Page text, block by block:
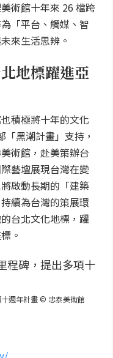
術館十年來 26 檔跨
「平台、觸媒、智
來生活思辨。
地標躍進亞
積極將十年的文化
黑潮計畫」支持，
術館，赴美策辦台
藝壇展現台灣在變
啟動長期的「建築
續為台灣的策展環
台北文化地標，躍
。
週年計畫 © 忠泰美術館